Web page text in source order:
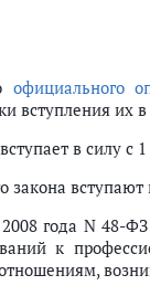
официального
вступления их в
в силу с
закона вступают
года N 48-
к